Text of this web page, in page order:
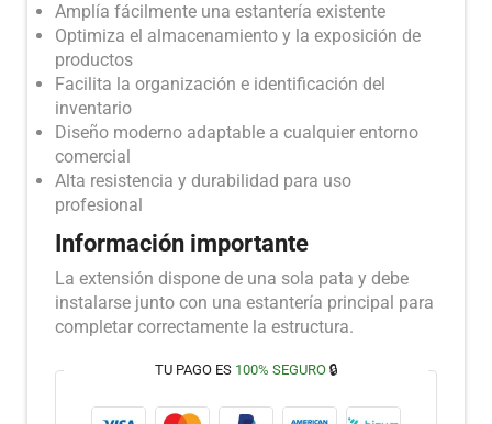
Amplía fácilmente una estantería existente
Optimiza el almacenamiento y la exposición de
productos
Facilita la organización e identificación del
inventario
Diseño moderno adaptable a cualquier entorno
comercial
Alta resistencia y durabilidad para uso
profesional
Información importante
La extensión dispone de una sola pata y debe
instalarse junto con una estantería principal para
completar correctamente la estructura.
TU PAGO ES 100% SEGURO🔒